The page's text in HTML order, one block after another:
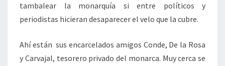
tambalear la monarquía si entre políticos y
periodistas hicieran desaparecer el velo que la cubre.
Ahí están sus encarcelados amigos Conde, De la Rosa
y Carvajal, tesorero privado del monarca. Muy cerca se